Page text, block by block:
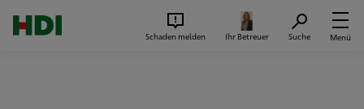
Schaden melden Ihr Betreuer Suche Menü